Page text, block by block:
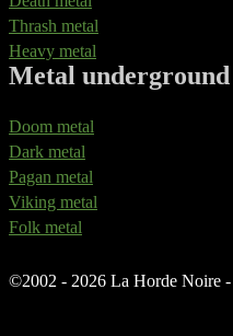
Thrash metal
Heavy metal
Metal underground
Doom metal
Dark metal
Pagan metal
Viking metal
Folk metal
©2002 - 2026 La Horde Noire -